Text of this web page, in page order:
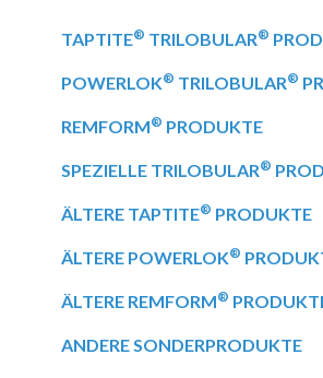
TAPTITE® TRILOBULAR®
POWERLOK® TRILOBULAR®
REMFORM® PRODUKTE
SPEZIELLE TRILOBULAR®
ÄLTERE TAPTITE® PRODUKTE
ÄLTERE POWERLOK®
ÄLTERE REMFORM®
ANDERE SONDERPRODUKTE